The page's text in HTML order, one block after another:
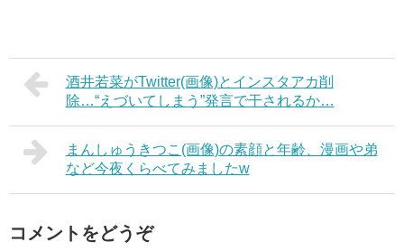
酒井若菜がTwitter(画像)とインスタアカ削
除…“えづいてしまう”発言で干されるか…
まんしゅうきつこ(画像)の素顔と年齢、漫画や弟
など今夜くらべてみましたw
コメントをどうぞ